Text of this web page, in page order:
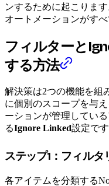
ンするために起こります
オートメーションがす
フィルターと
する方法
解決策は2つの機能を組
に個別のスコープを与え
ーションが管理してい
るIgnore Linked設定です
ステップ1：フィル
各アイテムを分類する